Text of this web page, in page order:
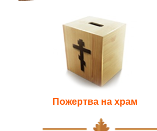
Пожертва на храм